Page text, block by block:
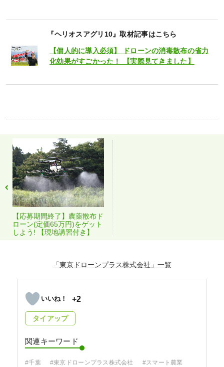
『ヘリオスアグリ10』取材記事はこちら
【個人的に導入必須】 ドローンの消毒散布の省力
化効果がすごかった！ 【実際見てきました】
【応募期間終了】農薬散布ド
ローン(定価65万円)をゲット
しよう! 【現地講習付き】
「東京ドローンプラス株式会社」
+2
タイアップ
関連キーワード
#千葉 #東京ドローンプラス株式会社
#スマート農業